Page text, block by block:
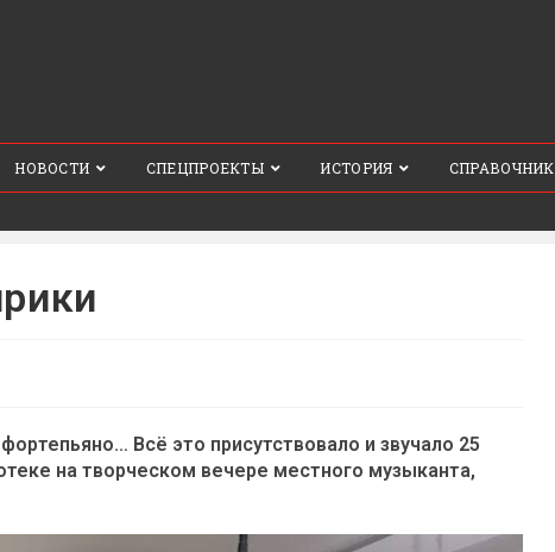
НОВОСТИ СПЕЦПРОЕКТЫ ИСТОРИЯ СПРАВОЧНИК
Всё это присутствовало и звучало 25
на творческом вечере местного музыканта,